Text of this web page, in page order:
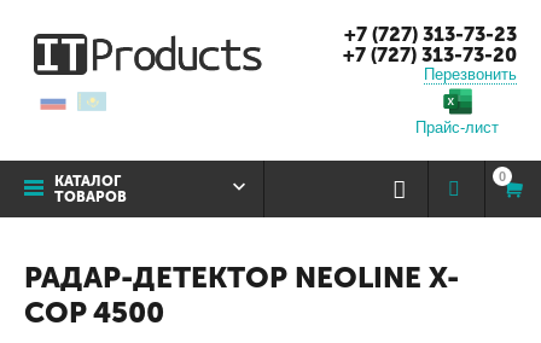
+7 (727) 313-73-23
+7 (727) 313-73-20
Перезвонить
Прайс-лист
КАТАЛОГ
ТОВАРОВ
0
РАДАР-ДЕТЕКТОР NEOLINE X-
COP 4500